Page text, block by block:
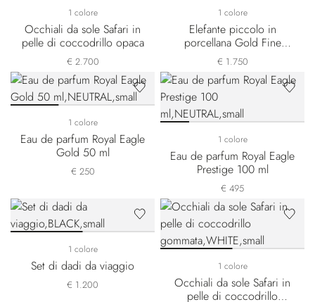
1 colore
Occhiali da sole Safari in
pelle di coccodrillo opaca
€ 2.700
1 colore
Elefante piccolo in
porcellana Gold Fine
Paisley
€ 1.750
1 colore
Eau de parfum Royal Eagle
Gold 50 ml
€ 250
1 colore
Eau de parfum Royal Eagle
Prestige 100 ml
€ 495
1 colore
Set di dadi da viaggio
€ 1.200
1 colore
Occhiali da sole Safari in
pelle di coccodrillo